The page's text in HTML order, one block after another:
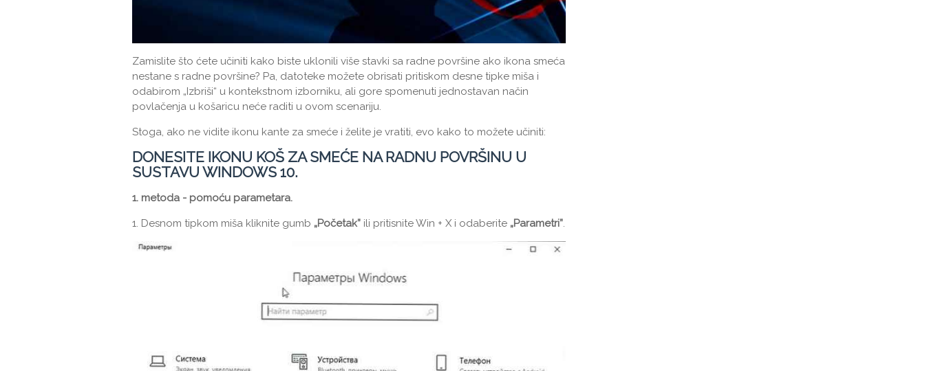
Zamislite što ćete učiniti kako biste uklonili više stavki sa radne površine ako ikona smeća
nestane s radne površine? Pa, datoteke možete obrisati pritiskom desne tipke miša i
odabirom „Izbriši“ u kontekstnom izborniku, ali gore spomenuti jednostavan način
povlačenja u košaricu neće raditi u ovom scenariju.
Stoga, ako ne vidite ikonu kante za smeće i želite je vratiti, evo kako to možete učiniti:
DONESITE IKONU KOŠ ZA SMEĆE NA RADNU POVRŠINU U
SUSTAVU WINDOWS 10.
1. metoda - pomoću parametara.
1. Desnom tipkom miša kliknite gumb „Početak” ili pritisnite Win + X i odaberite „Parametri”.